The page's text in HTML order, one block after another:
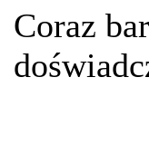
Coraz